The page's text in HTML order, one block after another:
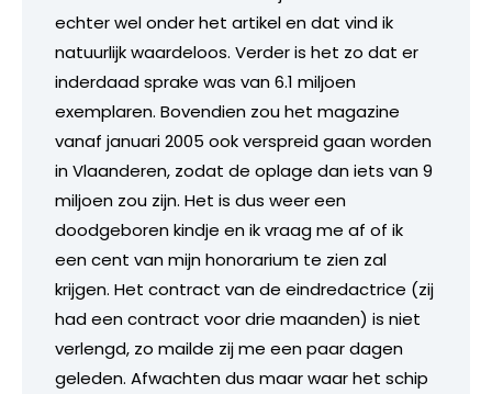
echter wel onder het artikel en dat vind ik
natuurlijk waardeloos. Verder is het zo dat er
inderdaad sprake was van 6.1 miljoen
exemplaren. Bovendien zou het magazine
vanaf januari 2005 ook verspreid gaan worden
in Vlaanderen, zodat de oplage dan iets van 9
miljoen zou zijn. Het is dus weer een
doodgeboren kindje en ik vraag me af of ik
een cent van mijn honorarium te zien zal
krijgen. Het contract van de eindredactrice (zij
had een contract voor drie maanden) is niet
verlengd, zo mailde zij me een paar dagen
geleden. Afwachten dus maar waar het schip